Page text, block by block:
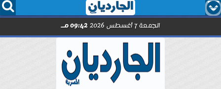
  
الجمعة 7 أغسطس 2026 09:42 مـ